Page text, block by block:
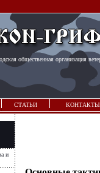
общественная организация
СТАТЬИ КОНТАКТЫ
и